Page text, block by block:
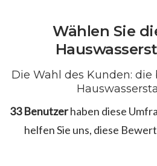
Wählen Sie
Die Wahl des Kunden:
33 Benutzerhaben diese
helfen Sie uns, diese